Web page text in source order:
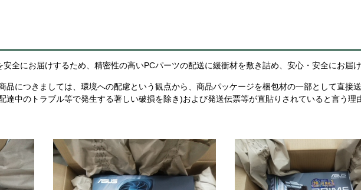
全にお届けするため、精密性の高いPCパーツの配送に緩衝材を敷き詰め、安心・安全にお届
品につきましては、環境への配慮という観点から、商品パッケージを梱包材の一部として直接
達中のトラブル等で発生する著しい破損を除き)および発送伝票等が直貼りされていると言う